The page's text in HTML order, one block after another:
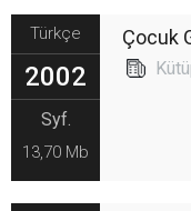
Türkçe
2002
Syf.
13,70 Mb
Çocuk